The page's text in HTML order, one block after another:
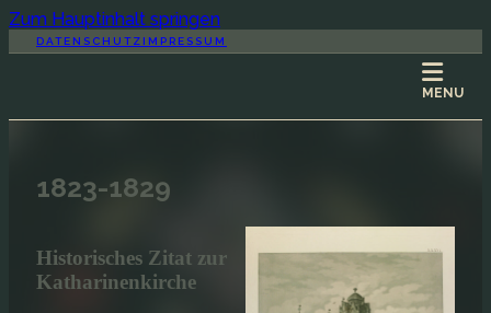
Zum Hauptinhalt springen
DATENSCHUTZIMPRESSUM
MENU
1823-1829
Historisches Zitat zur
Katharinenkirche